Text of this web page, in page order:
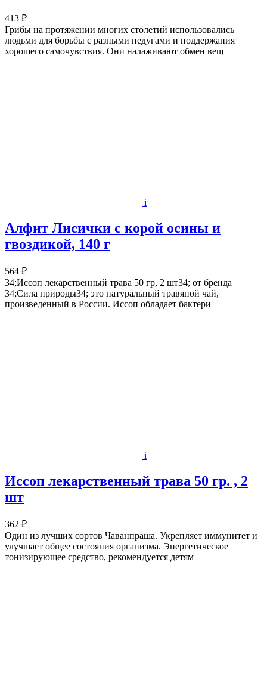
413 ₽
Грибы на протяжении многих столетий использовались
людьми для борьбы с разными недугами и поддержания
хорошего самочувствия. Они налаживают обмен вещ
i
Алфит Лисички с корой осины и
гвоздикой, 140 г
564 ₽
34;Иссоп лекарственный трава 50 гр, 2 шт34; от бренда
34;Сила природы34; это натуральный травяной чай,
произведенный в России. Иссоп обладает бактери
i
Иссоп лекарственный трава 50 гр. , 2
шт
362 ₽
Один из лучших сортов Чаванпраша. Укрепляет иммунитет и
улучшает общее состояния организма. Энергетическое
тонизирующее средство, рекомендуется детям